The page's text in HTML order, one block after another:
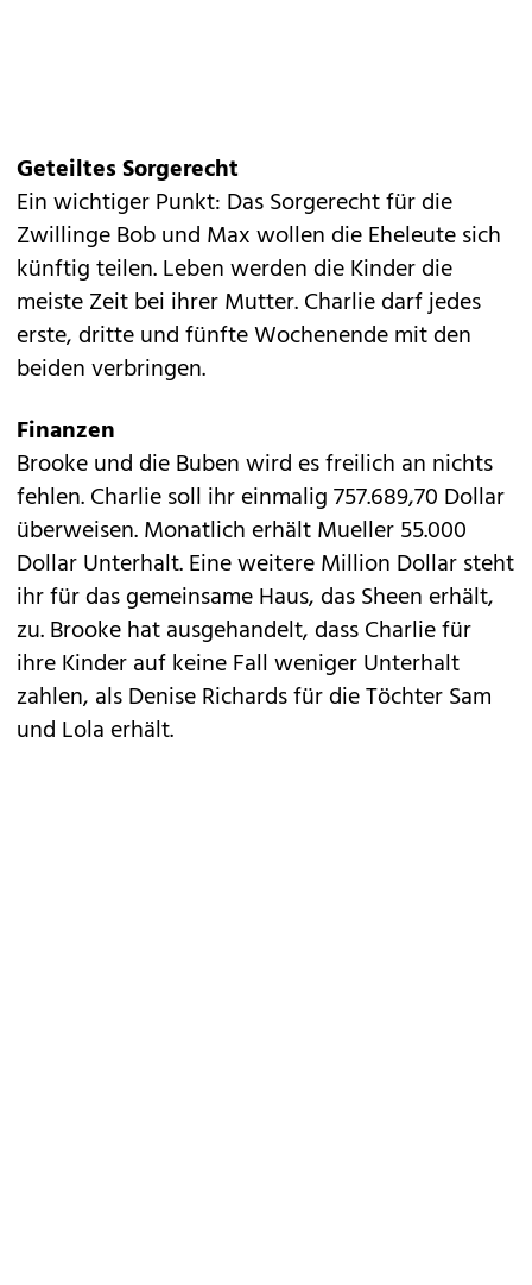
Geteiltes Sorgerecht
Ein wichtiger Punkt: Das Sorgerecht für die
Zwillinge Bob und Max wollen die Eheleute sich
künftig teilen. Leben werden die Kinder die
meiste Zeit bei ihrer Mutter. Charlie darf jedes
erste, dritte und fünfte Wochenende mit den
beiden verbringen.
Finanzen
Brooke und die Buben wird es freilich an nichts
fehlen. Charlie soll ihr einmalig 757.689,70 Dollar
überweisen. Monatlich erhält Mueller 55.000
Dollar Unterhalt. Eine weitere Million Dollar steht
ihr für das gemeinsame Haus, das Sheen erhält,
zu. Brooke hat ausgehandelt, dass Charlie für
ihre Kinder auf keine Fall weniger Unterhalt
zahlen, alsDenise Richardsfür die Töchter Sam
und Lola erhält.